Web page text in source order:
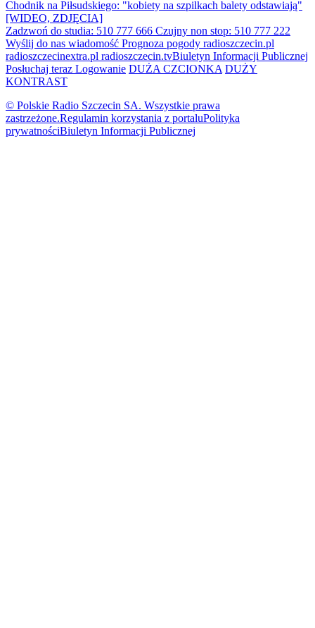
Chodnik na Piłsudskiego: "kobiety na szpilkach balety odstawiają"
[WIDEO, ZDJĘCIA]
Zadzwoń do studia: 510 777 666 Czujny non stop: 510 777 222
Wyślij do nas wiadomość Prognoza pogody radioszczecin.pl
radioszczecinextra.pl radioszczecin.tvBiuletyn Informacji Publicznej
Posłuchaj teraz Logowanie DUŻA CZCIONKA DUŻY
KONTRAST
© Polskie Radio Szczecin SA. Wszystkie prawa
zastrzeżone.Regulamin korzystania z portaluPolityka
prywatnościBiuletyn Informacji Publicznej